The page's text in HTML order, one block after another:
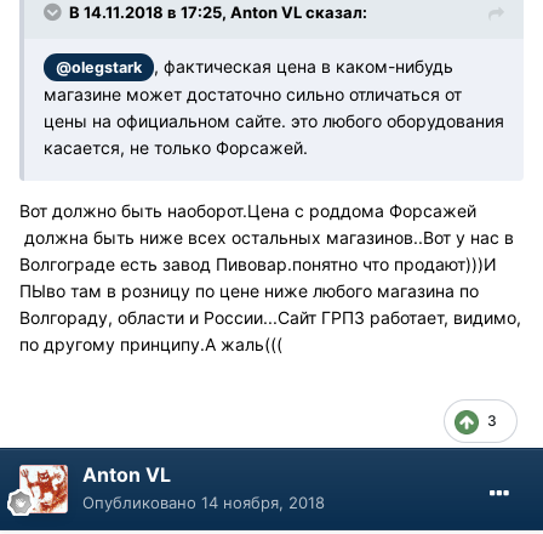
В 14.11.2018 в 17:25, Anton VL сказал:
@olegstark
, фактическая цена в каком-нибудь
магазине может достаточно сильно отличаться от
цены на официальном сайте. это любого оборудования
касается, не только Форсажей.
Вот должно быть наоборот.Цена с роддома Форсажей
должна быть ниже всех остальных магазинов..Вот у нас в
Волгограде есть завод Пивовар.понятно что продают)))И
ПЫво там в розницу по цене ниже любого магазина по
Волгораду, области и России...Сайт ГРПЗ работает, видимо,
по другому принципу.А жаль(((
3
Anton VL
Опубликовано 14 ноября, 2018